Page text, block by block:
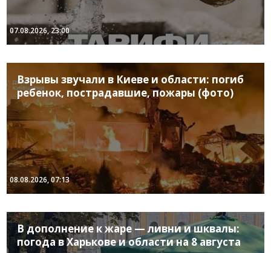
07.08.2026, 23:00
Взрывы звучали в Киеве и области: погиб
ребенок, пострадавшие, пожары (фото)
08.08.2026, 07:13
В дополнение к жаре — ливни и шквалы:
погода в Харькове и области на 8 августа